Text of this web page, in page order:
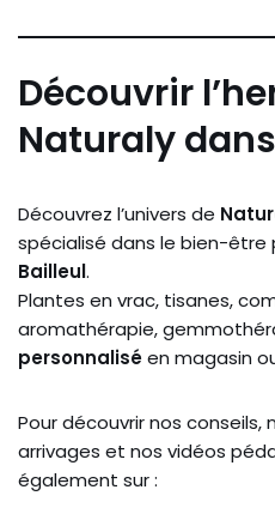
Découvrir
Naturaly
Découvrez l’univers de
spécialisé dans le bien-être
Bailleul.
Plantes en vrac, tisanes,
aromathérapie,
personnaliséen magasin
Pour découvrir nos conseils,
arrivages et nos vidéos
également sur :